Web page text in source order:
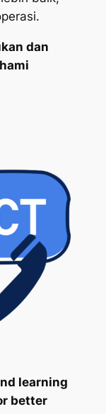
dan
learning
better